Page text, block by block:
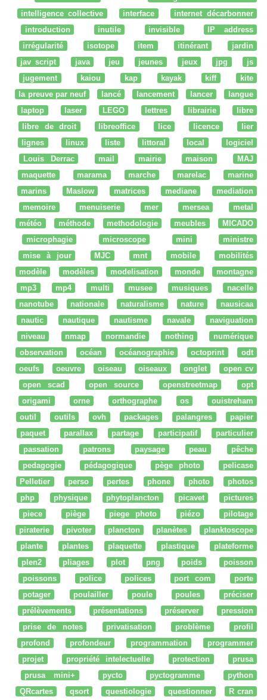
intelligence collective
interface
internet décarbonner
introduction
inutile invisible
IP address
irrégularité
isotope item itinérant
jardin
jav script
java jeu jeunes jeux jpg
js
jugement
kaiou kap kayak kiff
kite
la preuve par neuf
lancé lancement lancer
langue
laptop
laser LEGO lettres librairie
libre
libre de droit
libreoffice lice licence
lier
lignes
linux liste littoral local
logiciel
Louis Derrac
mail mairie maison
MAJ
maquette
marama marche marelac
marine
marins
Maslow matrices mediane
mediation
memoire
menuiserie mer mersea
metal
météo
méthode methodologie meubles
MICADO
microphagie
microscope mini
ministre
mise à jour
MJC mnt mobile
mobilités
modèle
modèles modelisation monde
montagne
mp3
mp4 multi musee musiques
nacelle
nanotube
nationale naturalisme nature
nausicaa
nautic
nautique nautisme navale
naviguation
niveau
nmap normandie nothing
numérique
observation
océan océanographie octoprint
odt
oeufs
oeuvre oiseau oiseaux onglet
open cv
open scad
open source openstreetmap
opt
origami
orne orthographe os
ouistreham
outil
outils ovh packages palangres
papier
paquet
parallax partage participatif
particulier
passation
patrons paysage peau
pêche
pedagogie
pédagogique pège photo
pelicase
Pelletier
perso pertes phone photo
photos
php
physique phytoplancton picavet
pictures
piece
piège piege photo piézo
pilotage
piraterie
pivoter plancton planètes
planktoscope
plante
plantes plaquette plastique
plateforme
plen2
pliages plot png poids
poisson
poissons
police polices port com
porte
potager
poulailler poule poules
préciser
prélèvements
présentations préserver
pression
prise de notes
privatisation problème
profil
profond
profondeur programmation
programmer
projet
propriété intelectuelle protection
prusa
prusa mini+
pycto pyctogramme
python
QRcartes
qsort questiologie questionner
R cran